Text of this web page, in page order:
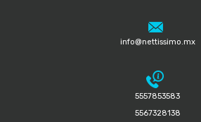
info@nettissimo.mx
5557853583
5567328138